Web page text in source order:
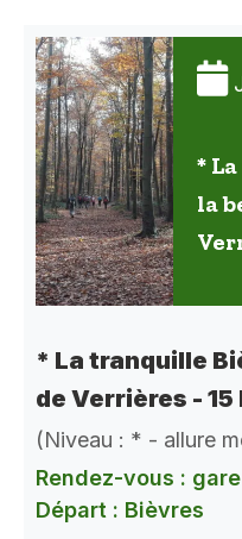
*
la
* La tranquille
de Verrières - 15
(Niveau : * - allure
Rendez-vous :
Départ : Bièvres